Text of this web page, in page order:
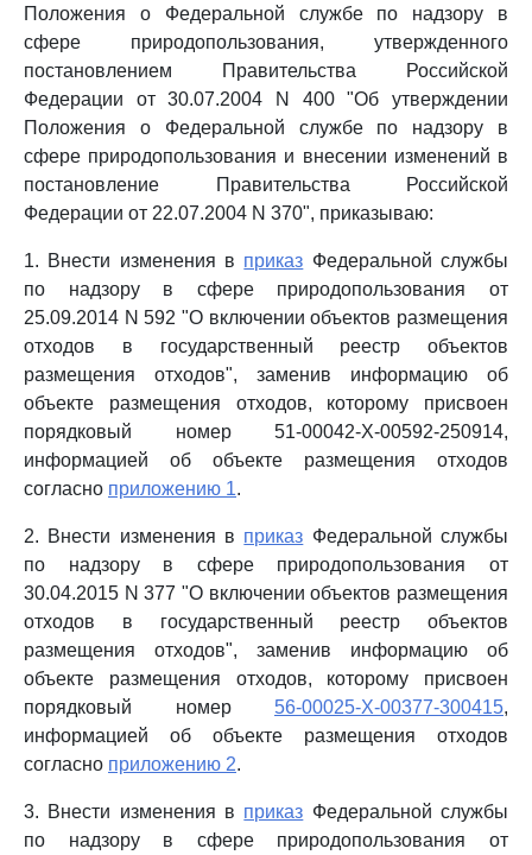
Положения о Федеральной службе по надзору в
сфере природопользования, утвержденного
постановлением Правительства Российской
Федерации от 30.07.2004 N 400 "Об утверждении
Положения о Федеральной службе по надзору в
сфере природопользования и внесении изменений в
постановление Правительства Российской
Федерации от 22.07.2004 N 370", приказываю:
1. Внести изменения в приказ Федеральной службы
по надзору в сфере природопользования от
25.09.2014 N 592 "О включении объектов размещения
отходов в государственный реестр объектов
размещения отходов", заменив информацию об
объекте размещения отходов, которому присвоен
порядковый номер 51-00042-Х-00592-250914,
информацией об объекте размещения отходов
согласно приложению 1.
2. Внести изменения в приказ Федеральной службы
по надзору в сфере природопользования от
30.04.2015 N 377 "О включении объектов размещения
отходов в государственный реестр объектов
размещения отходов", заменив информацию об
объекте размещения отходов, которому присвоен
порядковый номер 56-00025-Х-00377-300415,
информацией об объекте размещения отходов
согласно приложению 2.
3. Внести изменения в приказ Федеральной службы
по надзору в сфере природопользования от